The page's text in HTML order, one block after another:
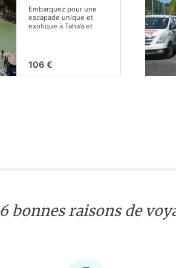
Embarquez pour une
escapade unique et
exotique à Taha’a et
partez à la découverte
106 €
6 bonnes raisons de